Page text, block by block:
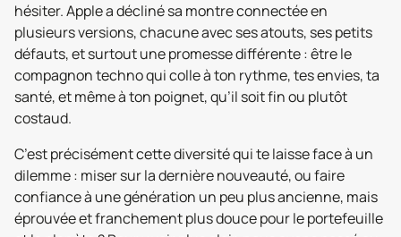
hésiter. Apple a décliné sa montre connectée en
plusieurs versions, chacune avec ses atouts, ses petits
défauts, et surtout une promesse différente : être le
compagnon techno qui colle à ton rythme, tes envies, ta
santé, et même à ton poignet, qu’il soit fin ou plutôt
costaud.
C’est précisément cette diversité qui te laisse face à un
dilemme : miser sur la dernière nouveauté, ou faire
confiance à une génération un peu plus ancienne, mais
éprouvée et franchement plus douce pour le portefeuille